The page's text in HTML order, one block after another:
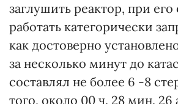
заглушить реактор, при его
работать категорически
как достоверно
за несколько минут до
составлял не более 6 -8
того, около 00 ч. 28 мин. 26